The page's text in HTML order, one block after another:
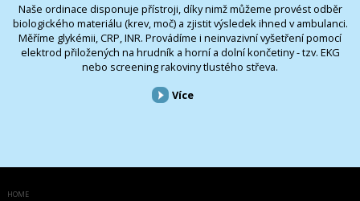
Naše ordinace disponuje přístroji, díky nimž můžeme provést odběr
biologického materiálu (krev, moč) a zjistit výsledek ihned v ambulanci.
Měříme glykémii, CRP, INR. Provádíme i neinvazivní vyšetření pomocí
elektrod přiložených na hrudník a horní a dolní končetiny - tzv. EKG
nebo screening rakoviny tlustého střeva.
Více
HOME